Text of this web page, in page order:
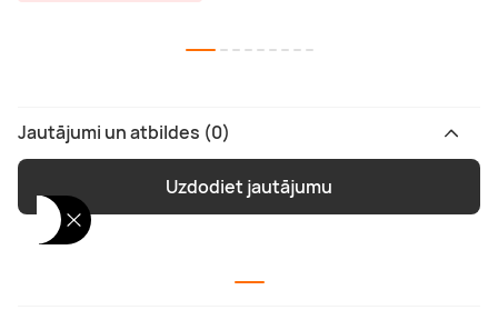
Jautājumi un atbildes (0)
Uzdodiet jautājumu